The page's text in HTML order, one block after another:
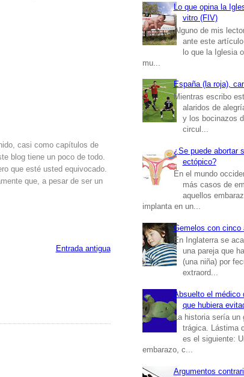
casi como capítulos de
blog tiene un poco de todo.
que esté usted equivocado.
que, a pesar de ser un
Entrada antigua
Lo que opina la
vitro (FIV)
Alguno de mis
ante este
lo que la Iglesia
mu...
España (la roja),
Mientras escribo
alaridos de
y los bocinazos
circul...
¿Se puede abortar
ectópico?
En el mundo
más casos de
aquellos
implanta en un...
Gemelos con cinco
En Inglaterra se
una pareja que
(una niña) por
extraord...
Absuelto el médico
que hubiera
La historia sería un
trágica. Lástima
es el siguiente:
embarazo, c...
Argumentos